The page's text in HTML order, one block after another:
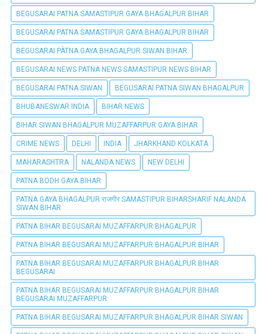
BEGUSARAI PATNA SAMASTIPUR GAYA BHAGALPUR BIHAR
BEGUSARAI PATNA SAMASTIPUR GAYA BHAGALPUR BIHAR
BEGUSARAI PÀTNA GAYA BHAGALPUR SIWAN BIHAR
BEGUSARAI NEWS PATNA NEWS SAMASTIPUR NEWS BIHAR
BEGUSARAI PATNA SIWAN BEGUSARAI PATNA SIWAN BHAGALPUR
BHUBANESWAR INDIA BIHAR NEWS
BIHAR SIWAN BHAGALPUR MUZAFFARPUR GAYA BIHAR
CRIME NEWS DELHI INDIA JHARKHAND KOLKATA
MAHARASHTRA NALANDA NEWS NEW DELHI
PATNA BODH GAYA BIHAR
PATNA GAYA BHAGALPUR राजगीर SAMASTIPUR BIHARSHARIF NALANDA
SIWAN BIHAR
PATNA BIHAR BEGUSARAI MUZAFFARPUR BHAGALPUR
PATNA BIHAR BEGUSARAI MUZAFFARPUR BHAGALPUR BIHAR
PATNA BIHAR BEGUSARAI MUZAFFARPUR BHAGALPUR BIHAR
BEGUSARAI
PATNA BIHAR BEGUSARAI MUZAFFARPUR BHAGALPUR BIHAR
BEGUSARAI MUZAFFARPUR
PATNA BIHAR BEGUSARAI MUZAFFARPUR BHAGALPUR BIHAR SIWAN